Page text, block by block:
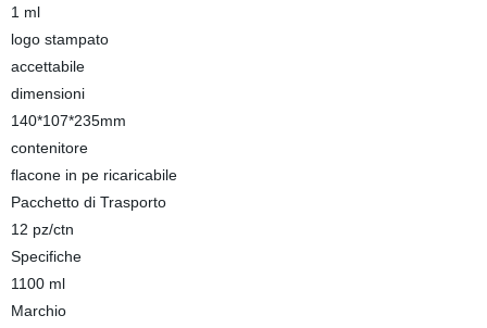
1 ml
logo stampato
accettabile
dimensioni
140*107*235mm
contenitore
flacone in pe ricaricabile
Pacchetto di Trasporto
12 pz/ctn
Specifiche
1100 ml
Marchio